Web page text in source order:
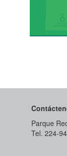
Parque
Tel. 224-